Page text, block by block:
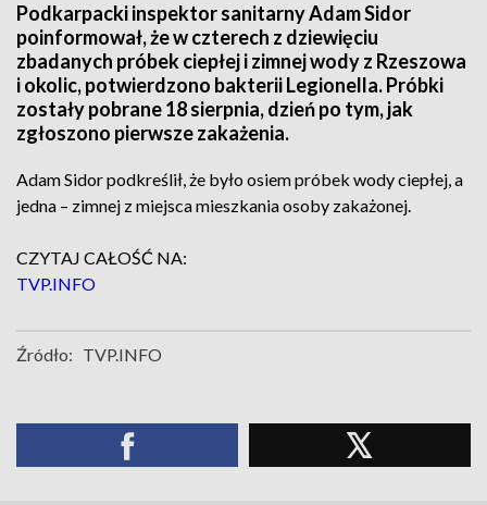
Podkarpacki inspektor sanitarny Adam Sidor
poinformował, że w czterech z dziewięciu
zbadanych próbek ciepłej i zimnej wody z Rzeszowa
i okolic, potwierdzono bakterii Legionella. Próbki
zostały pobrane 18 sierpnia, dzień po tym, jak
zgłoszono pierwsze zakażenia.
Adam Sidor podkreślił, że było osiem próbek wody ciepłej, a
jedna – zimnej z miejsca mieszkania osoby zakażonej.
CZYTAJ CAŁOŚĆ NA:
TVP.INFO
Źródło: TVP.INFO